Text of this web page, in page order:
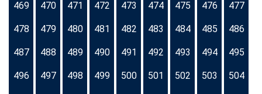
469 470 471 472 473 474 475 476 477
478 479 480 481 482 483 484 485 486
487 488 489 490 491 492 493 494 495
496 497 498 499 500 501 502 503 504